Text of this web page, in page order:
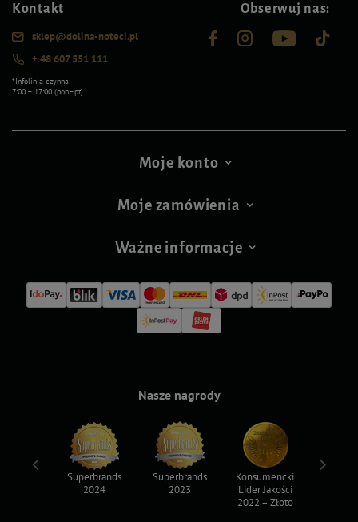
Kontakt
sklep@dolina-noteci.pl
+ 48 607 551 111
*Infolinia czynna
7:00 – 17:00 (pon–pt)
Obserwuj nas:
Moje konto
Moje zamówienia
Ważne informacje
Nasze nagrody
Superbrands
2024
Superbrands
2023
Konsumencki
Lider Jakości
2022 – Złoto